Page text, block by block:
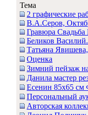
Тема
2 графические
В.А.Серов,
Гравюра Свадьба
Беликов
Татьяна
Оценка
Зимний пейзаж
Данила мастер
Есенин 85х65 см
Персональный
Авторская